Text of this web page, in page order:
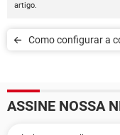
artigo.
Como configurar a
automaticamente
ASSINE NOSSA